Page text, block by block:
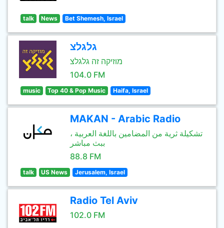
talk News Bet Shemesh, Israel
גלגלצ
מוזיקה זה גלגלצ
104.0 FM
music Top 40 & Pop Music Haifa, Israel
MAKAN - Arabic Radio
تشكيلة ثرية من المضامين باللغة العربية ،
ببث مباشر
88.8 FM
talk US News Jerusalem, Israel
Radio Tel Aviv
102.0 FM